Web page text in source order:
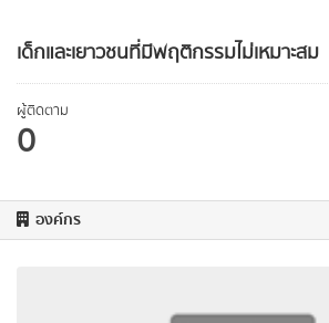
เด็กและเยาวชนที่มีพฤติกรรมไม่เหมาะสม
ผู้ติดตาม
0
องค์กร